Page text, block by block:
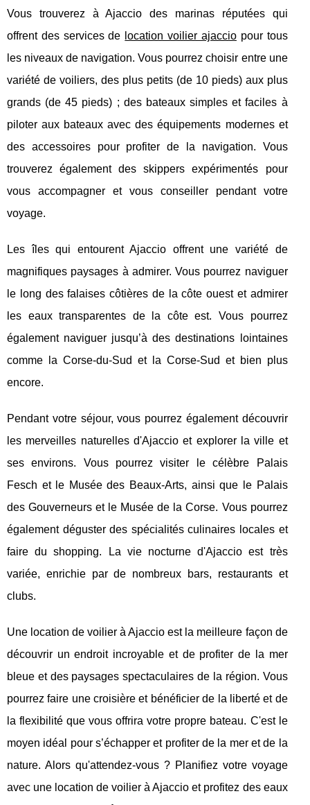
Vous trouverez à Ajaccio des marinas réputées qui
offrent des services de location voilier ajacciopour tous
les niveaux de navigation. Vous pourrez choisir entre une
variété de voiliers, des plus petits (de 10 pieds) aux plus
grands (de 45 pieds) ; des bateaux simples et faciles à
piloter aux bateaux avec des équipements modernes et
des accessoires pour profiter de la navigation. Vous
trouverez également des skippers expérimentés pour
vous accompagner et vous conseiller pendant votre
voyage.
Les îles qui entourent Ajaccio offrent une variété de
magnifiques paysages à admirer. Vous pourrez naviguer
le long des falaises côtières de la côte ouest et admirer
les eaux transparentes de la côte est. Vous pourrez
également naviguer jusqu’à des destinations lointaines
comme la Corse-du-Sud et la Corse-Sud et bien plus
encore.
Pendant votre séjour, vous pourrez également découvrir
les merveilles naturelles d'Ajaccio et explorer la ville et
ses environs. Vous pourrez visiter le célèbre Palais
Fesch et le Musée des Beaux-Arts, ainsi que le Palais
des Gouverneurs et le Musée de la Corse. Vous pourrez
également déguster des spécialités culinaires locales et
faire du shopping. La vie nocturne d'Ajaccio est très
variée, enrichie par de nombreux bars, restaurants et
clubs.
Une location de voilier à Ajaccio est la meilleure façon de
découvrir un endroit incroyable et de profiter de la mer
bleue et des paysages spectaculaires de la région. Vous
pourrez faire une croisière et bénéficier de la liberté et de
la flexibilité que vous offrira votre propre bateau. C'est le
moyen idéal pour s’échapper et profiter de la mer et de la
nature. Alors qu'attendez-vous ? Planifiez votre voyage
avec une location de voilier à Ajaccio et profitez des eaux